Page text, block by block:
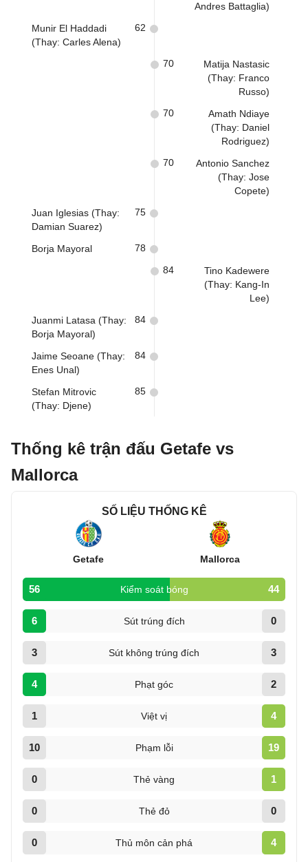
Andres Battaglia)
Munir El Haddadi
(Thay: Carles Alena)
62
Matija Nastasic
(Thay: Franco
Russo)
70
Amath Ndiaye
(Thay: Daniel
Rodriguez)
70
Antonio Sanchez
(Thay: Jose
Copete)
70
Juan Iglesias (Thay:
Damian Suarez)
75
Borja Mayoral 78
Tino Kadewere
(Thay: Kang-In
Lee)
84
Juanmi Latasa (Thay:
Borja Mayoral)
84
Jaime Seoane (Thay:
Enes Unal)
84
Stefan Mitrovic
(Thay: Djene)
85
Thống kê trận đấu Getafe vs
Mallorca
SỐ LIỆU THỐNG KÊ
Getafe Mallorca
56 Kiểm soát bóng 44
6 Sút trúng đích 0
3 Sút không trúng đích 3
4 Phạt góc 2
1 Việt vị 4
10 Phạm lỗi 19
0 Thẻ vàng 1
0 Thẻ đỏ 0
0 Thủ môn cản phá 4